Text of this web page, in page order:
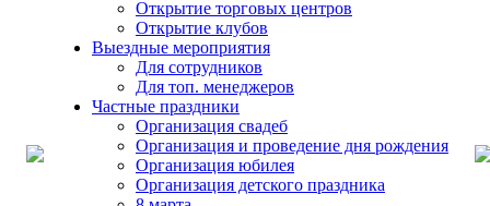
Открытие торговых центров
Открытие клубов
Выездные мероприятия
Для сотрудников
Для топ. менеджеров
Частные праздники
Организация свадеб
Организация и проведение дня рождения
Организация юбилея
Организация детского праздника